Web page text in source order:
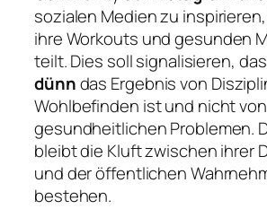
sozialen Medien zu
ihre Workouts und gesunden
teilt. Dies soll signalisieren,
dünndas Ergebnis von
Wohlbefinden ist und nicht von
gesundheitlichen Problemen.
bleibt die Kluft zwischen ihrer
und der öffentlichen
bestehen.